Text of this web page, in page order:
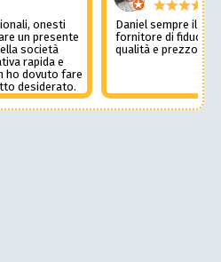
onesti
un presente
società
rapida e
ho dovuto fare
desiderato.
rara e
ancora in
Daniel sempre il
fornitore di fiducia
qualità e prezzo